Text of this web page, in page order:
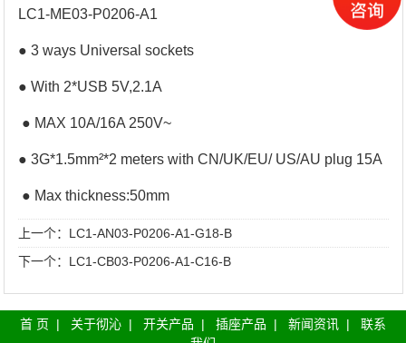
LC1-ME03-P0206-A1
● 3 ways Universal sockets
● With 2*USB 5V,2.1A
● MAX 10A/16A 250V~
● 3G*1.5mm²*2 meters with CN/UK/EU/ US/AU plug 15A
● Max thickness:50mm
上一个： LC1-AN03-P0206-A1-G18-B
下一个： LC1-CB03-P0206-A1-C16-B
首 页 | 关于彻沁 | 开关产品 | 插座产品 | 新闻资讯 | 联系